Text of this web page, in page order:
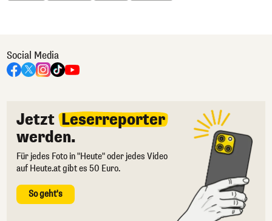
Social Media
Jetzt Leserreporter
werden.
Für jedes Foto in "Heute" oder jedes Video
auf Heute.at gibt es 50 Euro.
So geht's